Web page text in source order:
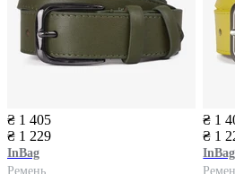
₴ 1 405
₴ 1 229
InBag
Ремень
₴ 1
₴ 1
InBag